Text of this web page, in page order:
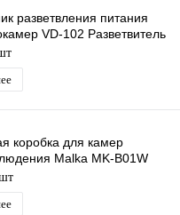
разветвления питания
VD-102 Разветвитель
2 штекера/1000
коробка для камер
Malka MK-B01W
для монтажа